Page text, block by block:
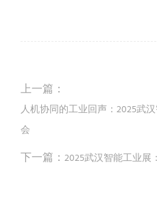
上一篇：
人机协同的工业回声：2025武
会
下一篇： 2025武汉智能工业展